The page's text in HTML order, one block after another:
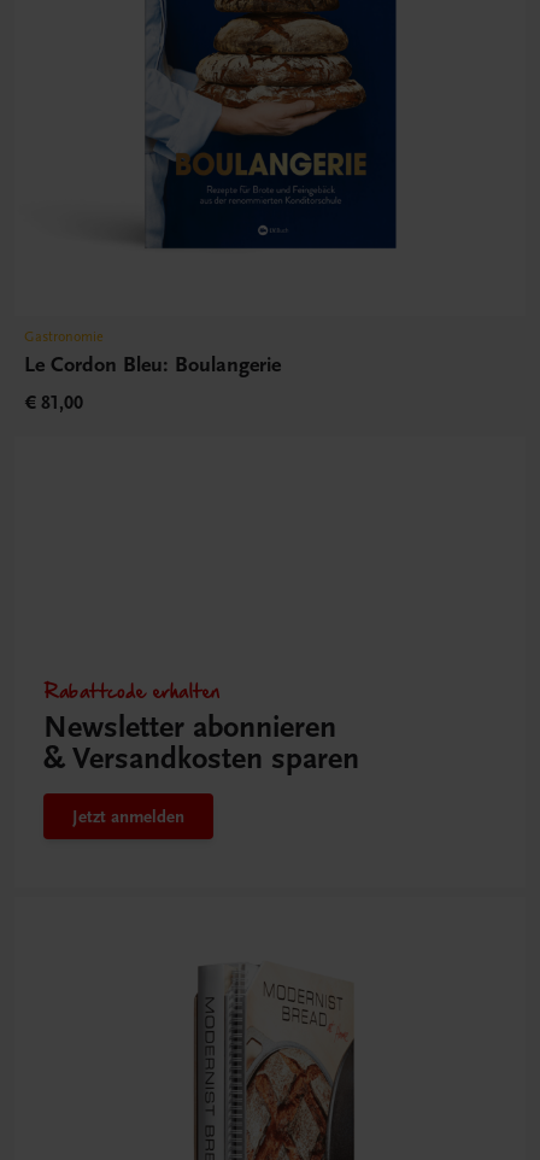
Gastronomie
Le Cordon Bleu: Boulangerie
€ 81,00
Rabattcode erhalten
Newsletter abonnieren
& Versandkosten sparen
Jetzt anmelden